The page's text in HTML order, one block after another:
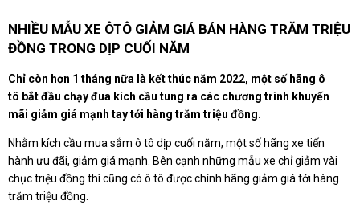
NHIỀU MẪU XE ÔTÔ GIẢM GIÁ BÁN HÀNG TRĂM TRIỆU
ĐỒNG TRONG DỊP CUỐI NĂM
Chỉ còn hơn 1 tháng nữa là kết thúc năm 2022, một số hãng ô
tô bắt đầu chạy đua kích cầu tung ra các chương trình khuyến
mãi giảm giá mạnh tay tới hàng trăm triệu đồng.
Nhằm kích cầu mua sắm ô tô dịp cuối năm, một số hãng xe tiến
hành ưu đãi, giảm giá mạnh. Bên cạnh những mẫu xe chỉ giảm vài
chục triệu đồng thì cũng có ô tô được chính hãng giảm giá tới hàng
trăm triệu đồng.